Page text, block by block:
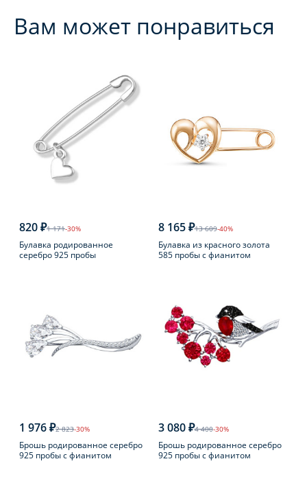
Вам может понравиться
820 ₽1 171-30%
Булавка родированное
серебро 925 пробы
8 165 ₽13 609-40%
Булавка из красного золота
585 пробы с фианитом
1 976 ₽2 823-30%
Брошь родированное серебро
925 пробы с фианитом
3 080 ₽4 400-30%
Брошь родированное серебро
925 пробы с фианитом